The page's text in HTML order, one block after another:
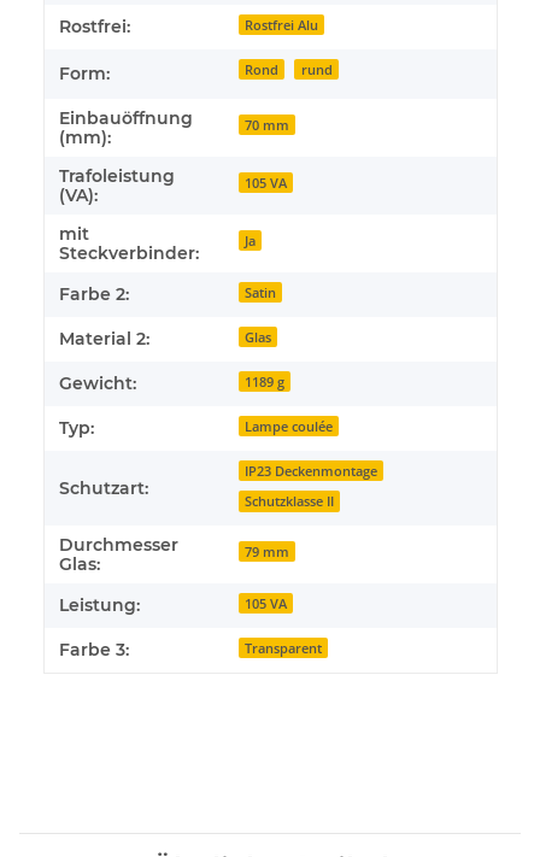
Rostfrei: Rostfrei Alu
Form: Rond rund
Einbauöffnung
(mm):
70 mm
Trafoleistung
(VA):
105 VA
mit
Steckverbinder:
Ja
Farbe 2: Satin
Material 2: Glas
Gewicht: 1189 g
Typ: Lampe coulée
Schutzart:
IP23 Deckenmontage
Schutzklasse II
Durchmesser
Glas:
79 mm
Leistung: 105 VA
Farbe 3: Transparent